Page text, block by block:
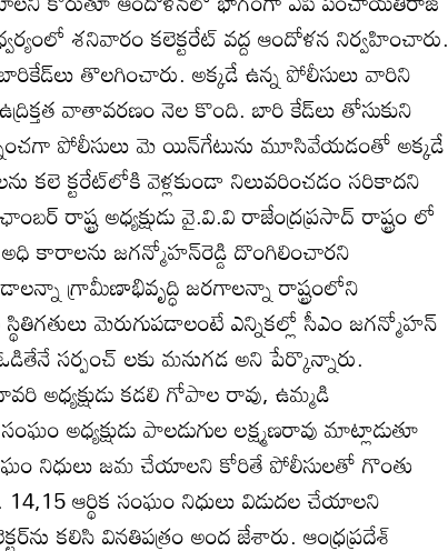
శనివారం కలెక్టరేట్‌ వద్ద ఆందోళన నిర్వహించారు.
బారికేడ్‌లు తొలగించారు. అక్కడే ఉన్న పోలీసులు వారిని
వాతావరణం నెల కొంది. బారి కేడ్‌లు తోసుకుని
పోలీసులు మె యిన్‌గేటును మూసివేయడంతో అక్కడే
కలె క్టరేట్‌లోకి వెళ్లకుండా నిలువరించడం సరికాదని
రాష్ట్ర అధ్యక్షుడు వై.వి.వి రాజేంద్రప్రసాద్‌ రాష్ట్రం లో
అధి కారాలను జగన్మోహన్‌రెడ్డి దొంగిలించారని
గ్రామీణాభివృద్ధి జరగాలన్నా రాష్ట్రంలోని
మెరుగుపడాలంటే ఎన్నికల్లో సీఎం జగన్మోహన్‌
సర్పంచ్‌ లకు మనుగడ అని పేర్కొన్నారు.
కడలి గోపాల రావు, ఉమ్మడి
అధ్యక్షుడు పాలడుగుల లక్ష్మణరావు మాట్లాడుతూ
నిధులు జమ చేయాలని కోరితే పోలీసులతో గొంతు
ఆర్థిక సంఘం నిధులు విడుదల చేయాలని
కలిసి వినతిపత్రం అంద జేశారు. ఆంధ్రప్రదేశ్‌